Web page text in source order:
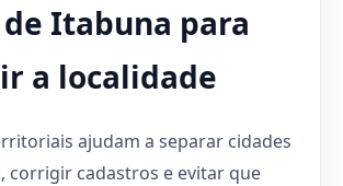
de Itabuna para
a localidade
ajudam a separar cidades
corrigir cadastros e evitar que